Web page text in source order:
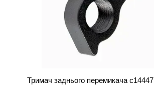
Тримач заднього перемикача c14447